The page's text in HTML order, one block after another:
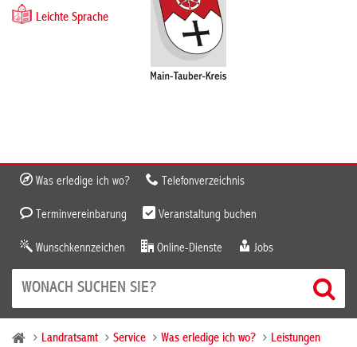
Leichte Sprache
Was erledige ich wo? Telefonverzeichnis
Terminvereinbarung Veranstaltung buchen
Wunschkennzeichen Online-Dienste Jobs
Landratsamt Service Was erledige ich wo? Leistungen